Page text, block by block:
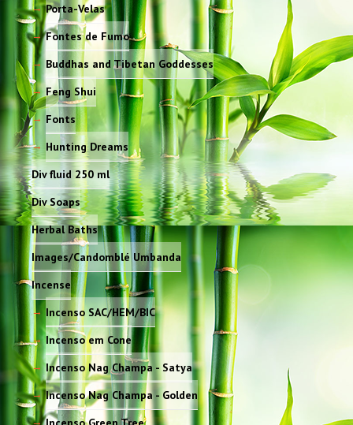
Porta-Velas
Fontes de Fumo
Buddhas and Tibetan Goddesses
Feng Shui
Fonts
Hunting Dreams
Div fluid 250 ml
Div Soaps
Herbal Baths
Images/Candomblé Umbanda
Incense
Incenso SAC/HEM/BIC
Incenso em Cone
Incenso Nag Champa - Satya
Incenso Nag Champa - Golden
Incenso Green Tree